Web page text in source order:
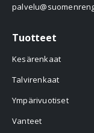
Tuotteet
Kesärenkaat
Talvirenkaat
Ympärivuotiset
Vanteet